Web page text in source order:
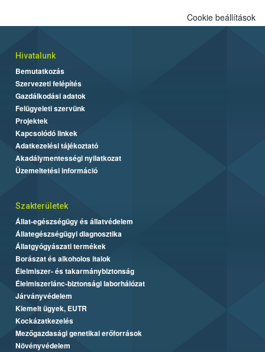
Cookie beállítások
Hivatalunk
Bemutatkozás
Szervezeti felépítés
Gazdálkodási adatok
Felügyeleti szervünk
Projektek
Kapcsolódó linkek
Adatkezelési tájékoztató
Akadálymentességi nyilatkozat
Üzemeltetési információ
Szakterületek
Állat-egészségügy és állatvédelem
Állategészségügyi diagnosztika
Állatgyógyászati termékek
Borászat és alkoholos italok
Élelmiszer- és takarmánybiztonság
Élelmiszerlánc-biztonsági laborhálózat
Járványvédelem
Kiemelt ügyek, EUTR
Kockázatkezelés
Mezőgazdasági genetikai erőforrások
Növényvédelem